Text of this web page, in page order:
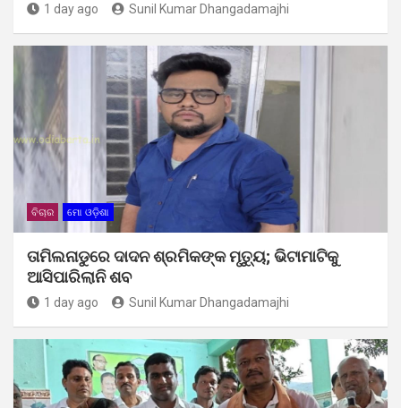
1 day ago Sunil Kumar Dhangadamajhi
ବିଚାର ମୋ ଓଡ଼ିଶା
ତାମିଲନାଡୁରେ ଦାଦନ ଶ୍ରମିକଙ୍କ ମୃତ୍ୟୁ; ଭିଟାମାଟିକୁ
ଆସିପାରିଲାନି ଶବ
1 day ago Sunil Kumar Dhangadamajhi